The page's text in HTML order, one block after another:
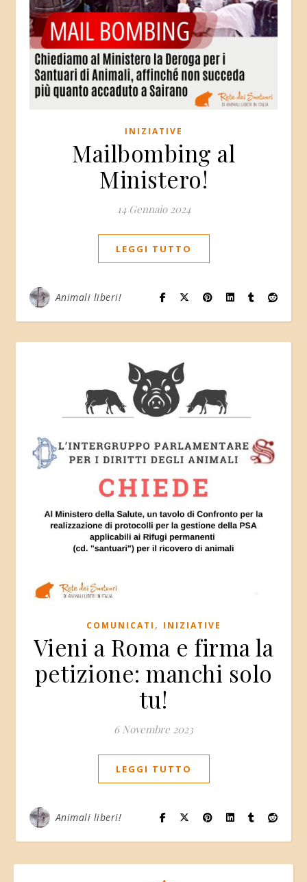
INIZIATIVE
Mailbombing al
Ministero!
14 Gennaio 2024
LEGGI TUTTO
Animali liberi!
COMUNICATI , INIZIATIVE
Vieni a Roma e firma la
petizione: manchi solo
tu!
6 Novembre 2023
LEGGI TUTTO
Animali liberi!